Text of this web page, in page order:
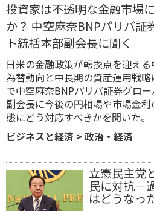
投資家は不透明な金融市場
か？ 中空麻奈BNPパリバ証
ト統括本部副会長に聞く
日米の金融政策が転換点を迎え
為替動向と中長期の資産運用戦
で 中空麻奈BNPパリバ証券グロ
副会長に今後の円相場や市場金
態にどう対応すべきかを聞いた。
ビジネスと経済 > 政治・経済
立憲民主党
民に対抗－
はどうなっ